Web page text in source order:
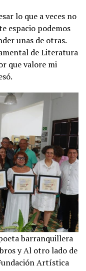
lo que a veces no
espacio podemos
unas de otras.
de Literatura
que valore mi
barranquillera
y Al otro lado de
Artística